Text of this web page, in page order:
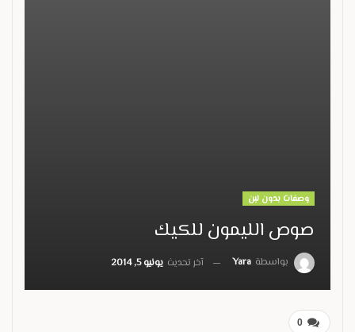
وصفات بدون لبن
صوص الليمون للكيك
بواسطة Yara آخر تحديث يونيو 5, 2014
0